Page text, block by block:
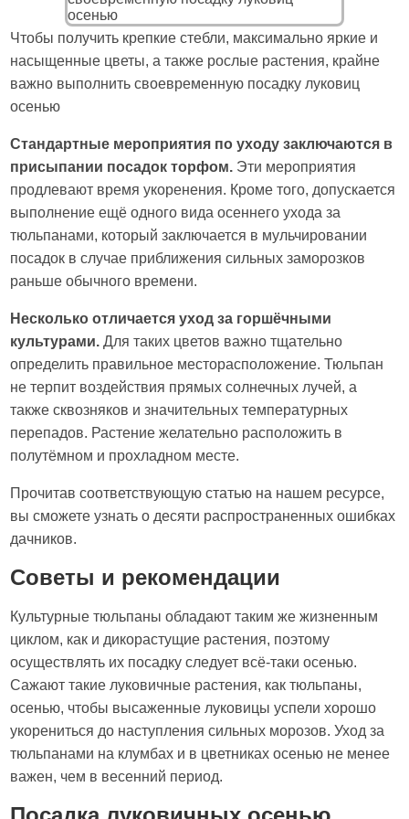
Чтобы получить крепкие стебли, максимально яркие и
насыщенные цветы, а также рослые растения, крайне
важно выполнить своевременную посадку луковиц
осенью
Стандартные мероприятия по уходу заключаются в
присыпании посадок торфом. Эти мероприятия
продлевают время укоренения. Кроме того, допускается
выполнение ещё одного вида осеннего ухода за
тюльпанами, который заключается в мульчировании
посадок в случае приближения сильных заморозков
раньше обычного времени.
Несколько отличается уход за горшёчными
культурами.Для таких цветов важно тщательно
определить правильное месторасположение. Тюльпан
не терпит воздействия прямых солнечных лучей, а
также сквозняков и значительных температурных
перепадов. Растение желательно расположить в
полутёмном и прохладном месте.
Прочитав соответствующую статью на нашем ресурсе,
вы сможете узнать о десяти распространенных ошибках
дачников.
Советы и рекомендации
Культурные тюльпаны обладают таким же жизненным
циклом, как и дикорастущие растения, поэтому
осуществлять их посадку следует всё-таки осенью.
Сажают такие луковичные растения, как тюльпаны,
осенью, чтобы высаженные луковицы успели хорошо
укорениться до наступления сильных морозов. Уход за
тюльпанами на клумбах и в цветниках осенью не менее
важен, чем в весенний период.